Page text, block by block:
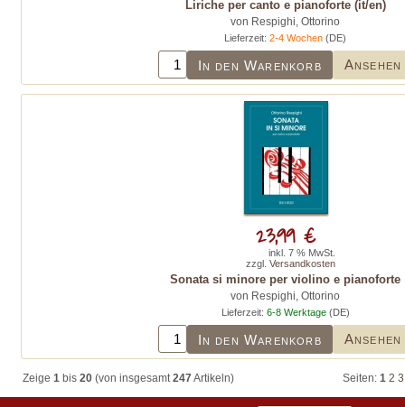
Liriche per canto e pianoforte (it/en)
von Respighi, Ottorino
Lieferzeit:2-4 Wochen (DE)
In den Warenkorb Ansehen
Sonata si minore per violino e pianoforte
von Respighi, Ottorino
Lieferzeit: 6-8 Werktage(DE)
In den Warenkorb Ansehen
23,99 €
inkl. 7 % MwSt.
zzgl. Versandkosten
Zeige 1 bis 20 (von insgesamt247Artikeln) Seiten: 1 2 3